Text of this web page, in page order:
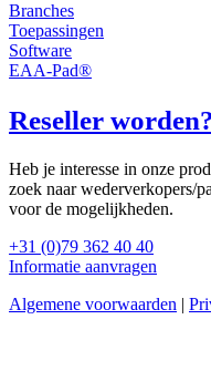
Branches
Toepassingen
Software
EAA-Pad®
Reseller worden?
Heb je interesse in onze
zoek naar wederverkopers/
voor de mogelijkheden.
+31 (0)79 362 40 40
Informatie aanvragen
Algemene voorwaarden |